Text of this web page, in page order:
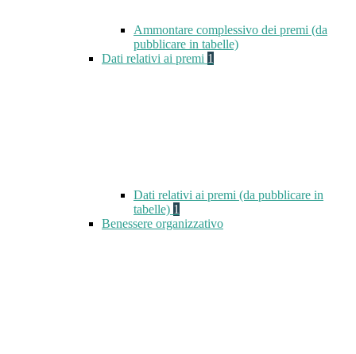
Ammontare complessivo dei premi (da
pubblicare in tabelle)
Dati relativi ai premi 1
Dati relativi ai premi (da pubblicare in
tabelle) 1
Benessere organizzativo